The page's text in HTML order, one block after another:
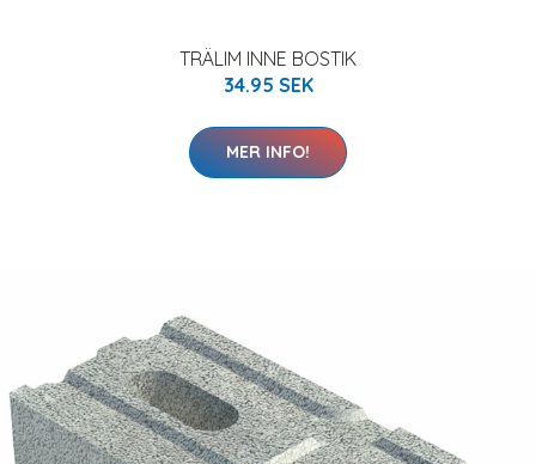
TRÄLIM INNE BOSTIK
34.95 SEK
MER INFO!